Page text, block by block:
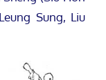
Sung, Liu